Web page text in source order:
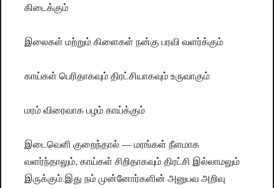
கிடைக்கும்
இலைகள் மற்றும் கிளைகள் நன்கு பரவி வளர்க்கும்
காய்கள் பெரிதாகவும் திரட்சியாகவும் உருவாகும்
மரம் விரைவாக பழம் காய்க்கும்
இடைவெளி குறைந்தால் — மரங்கள் நீளமாக
வளர்ந்தாலும், காய்கள் சிறிதாகவும் திரட்சி இல்லாமலும்
இருக்கும்.இது நம் முன்னோர்களின் அனுபவ அறிவு